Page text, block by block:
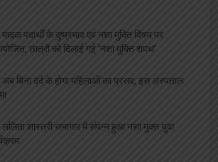
मादक पदार्थों के दुष्प्रभाव एवं नशा मुक्ति विषय पर
छात्रों को दिलाई गई ‘नशा मुक्ति शपथ’
अब बिना दर्द के होगा महिलाओं का प्रसव, इस अस्पताल
ललिता शास्त्री सभागार में संपन्न हुआ नशा मुक्त युवा